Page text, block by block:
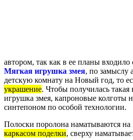
автором, так как в ее планы входило
Мягкая игрушка змея, по замыслу
детскую комнату на Новый год, то
украшение. Чтобы получилась такая
игрушка змея, капроновые колготы
синтепоном по особой технологии.
Полоски поролона наматываются
каркасом поделки, сверху